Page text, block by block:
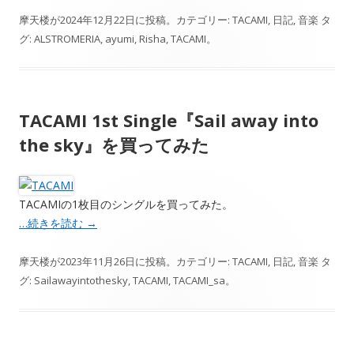
摩天楼が2024年12月22日に投稿。カテゴリー: TACAMI, 日記,音楽 タ
グ: ALSTROMERIA, ayumi,Risha,TACAMI。
TACAMI 1st Single『Sail away into
the sky』を買ってみた
TACAMIの1枚目のシングルを買ってみた。
…続きを読む →
摩天楼が2023年11月26日に投稿。カテゴリー: TACAMI, 日記,音楽 タ
グ: Sailawayintothesky,TACAMI,TACAMI_sa。